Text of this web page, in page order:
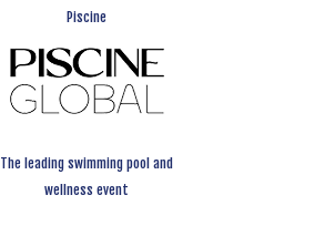
Piscine
The leading swimming pool and
wellness event